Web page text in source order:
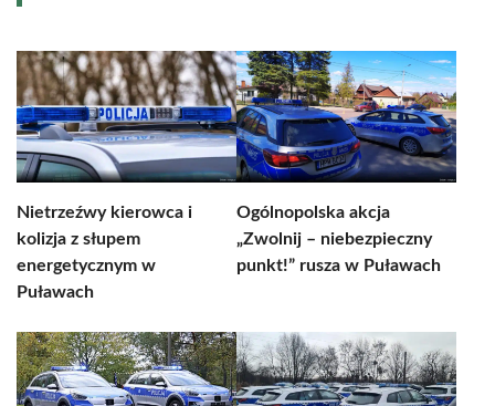
Nietrzeźwy kierowca i
kolizja z słupem
energetycznym w
Puławach
Ogólnopolska akcja
„Zwolnij – niebezpieczny
punkt!” rusza w Puławach